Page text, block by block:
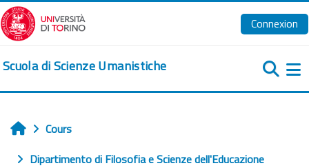
Passer au contenu principal
Connexion
Scuola di Scienze Umanistiche
Accueil
Cours
Dipartimento di Filosofia e Scienze dell'Educazione